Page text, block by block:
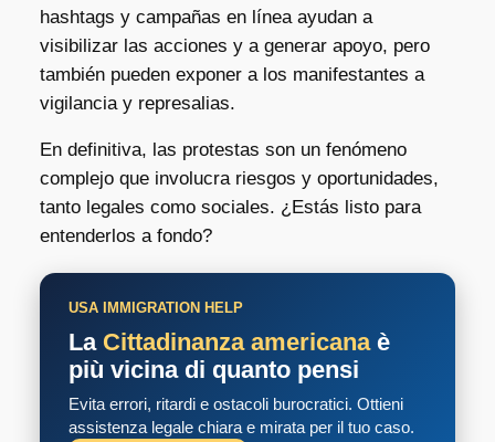
hashtags y campañas en línea ayudan a
visibilizar las acciones y a generar apoyo, pero
también pueden exponer a los manifestantes a
vigilancia y represalias.
En definitiva, las protestas son un fenómeno
complejo que involucra riesgos y oportunidades,
tanto legales como sociales. ¿Estás listo para
entenderlos a fondo?
USA IMMIGRATION HELP
La Cittadinanza americanaè
più vicina di quanto pensi
Evita errori, ritardi e ostacoli burocratici. Ottieni
assistenza legale chiara e mirata per il tuo caso.